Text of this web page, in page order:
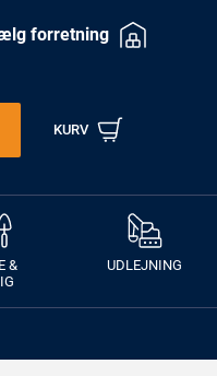
forretning
KURV
&
UDLEJNING